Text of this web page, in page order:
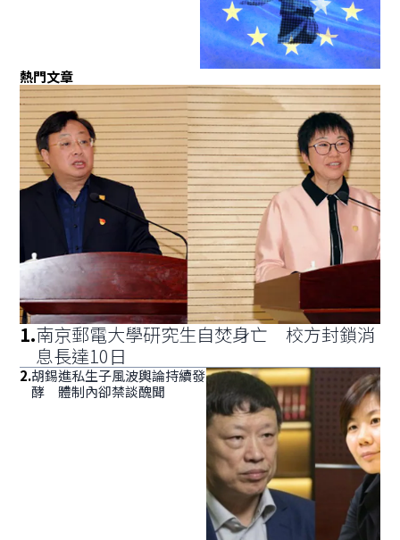
熱門文章
1.南京郵電大學研究生自焚身亡 校方封鎖消
息長達10日
2.胡錫進私生子風波輿論持續發
酵 體制內卻禁談醜聞